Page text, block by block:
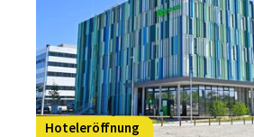
Hoteleröffnung